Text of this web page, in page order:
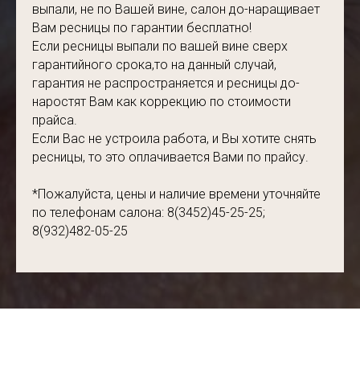
выпали, не по Вашей вине, салон до-наращивает
Вам ресницы по гарантии бесплатно!
Если ресницы выпали по вашей вине сверх
гарантийного срока,то на данный случай,
гарантия не распространяется и ресницы до-
наростят Вам как коррекцию по стоимости
прайса.
Если Вас не устроила работа, и Вы хотите снять
ресницы, то это оплачивается Вами по прайсу.
*Пожалуйста, цены и наличие времени уточняйте
по телефонам салона: 8(3452)45-25-25;
8(932)482-05-25